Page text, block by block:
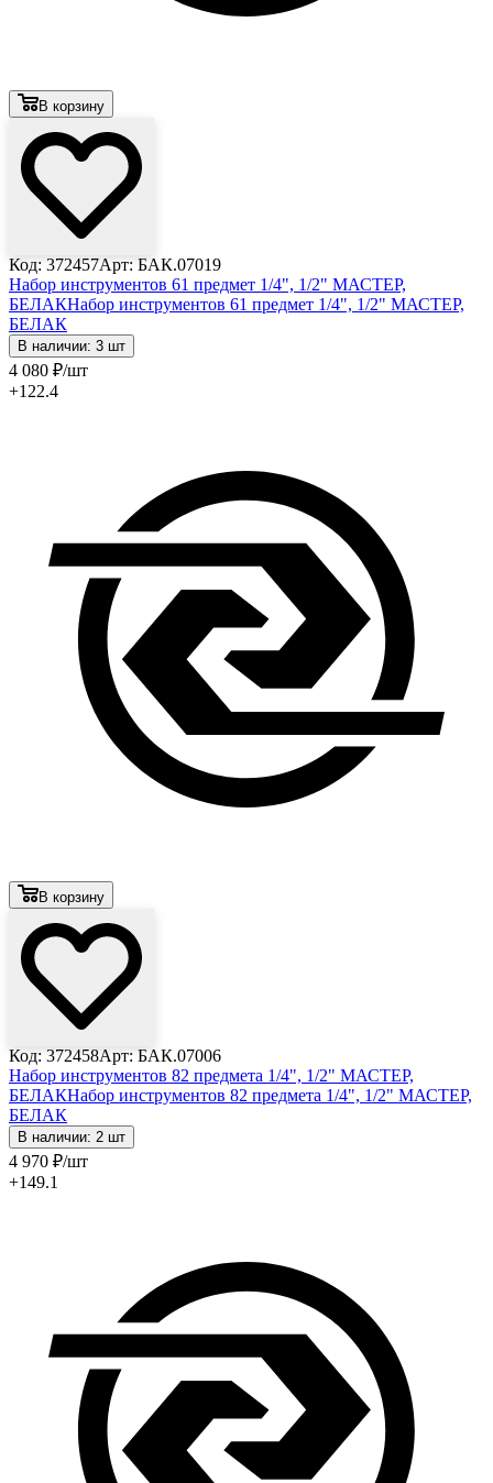
В корзину
Код: 372457Арт: БАК.07019
Набор инструментов 61 предмет 1/4", 1/2" МАСТЕР,
БЕЛАКНабор инструментов 61 предмет 1/4", 1/2" МАСТЕР,
БЕЛАК
В наличии: 3 шт
4 080 ₽/шт
+122.4
В корзину
Код: 372458Арт: БАК.07006
Набор инструментов 82 предмета 1/4", 1/2" МАСТЕР,
БЕЛАКНабор инструментов 82 предмета 1/4", 1/2" МАСТЕР,
БЕЛАК
В наличии: 2 шт
4 970 ₽/шт
+149.1